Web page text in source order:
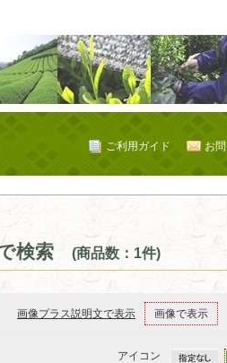
お
ご利用ガイド
検索 (商品数：1件)
画像プラス説明文で表示 画像で表示
アイコン